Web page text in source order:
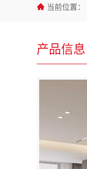
当前位置：
产品信息